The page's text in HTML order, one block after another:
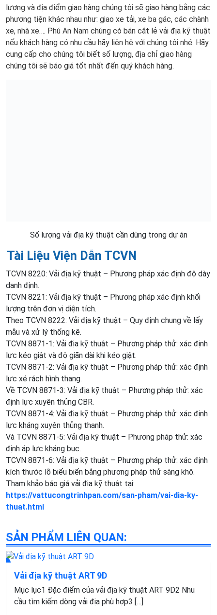
lượng và địa điểm giao hàng chúng tôi sẽ giao hàng bằng các
phương tiện khác nhau như: giao xe tải, xe ba gác, các chành
xe, nhà xe…. Phú An Nam chúng có bán cắt lẻ vải địa kỹ thuật
nếu khách hàng có nhu cầu hãy liên hệ với chúng tôi nhé. Hãy
cung cấp cho chúng tôi biết số lượng, địa chỉ giao hàng
chúng tôi sẽ báo giá tốt nhất đến quý khách hàng.
Số lượng vải địa kỹ thuật cần dùng trong dự án
Tài Liệu Viện Dẫn TCVN
TCVN 8220: Vải địa kỹ thuật – Phương pháp xác định độ dày
danh định.
TCVN 8221: Vải địa kỹ thuật – Phương pháp xác định khối
lượng trên đơn vị diện tích.
Theo TCVN 8222: Vải địa kỹ thuật – Quy định chung về lấy
mẫu và xử lý thống kê.
TCVN 8871-1: Vải địa kỹ thuật – Phương pháp thử: xác định
lực kéo giật và độ giãn dài khi kéo giật.
TCVN 8871-2: Vải địa kỹ thuật – Phương pháp thử: xác định
lực xé rách hình thang.
Về TCVN 8871-3: Vải địa kỹ thuật – Phương pháp thử: xác
định lực xuyên thủng CBR.
TCVN 8871-4: Vải địa kỹ thuật – Phương pháp thử: xác định
lực kháng xuyên thủng thanh.
Và TCVN 8871-5: Vải địa kỹ thuật – Phương pháp thử: xác
định áp lực kháng bục.
TCVN 8871-6: Vải địa kỹ thuật – Phương pháp thử: xác định
kích thước lỗ biểu biến bằng phương pháp thử sàng khô.
Tham khảo báo giá vải địa kỹ thuật tại:
https://vattucongtrinhpan.com/san-pham/vai-dia-ky-
thuat.html
SẢN PHẨM LIÊN QUAN:
Vải địa kỹ thuật ART 9D
Mục lục1 Đặc điểm của vải địa kỹ thuật ART 9D2 Nhu
cầu tìm kiếm dòng vải địa phù hợp3 […]